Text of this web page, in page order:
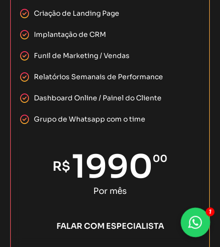
1
R$199000
Por mês
Criação de Landing Page
Implantação de CRM
Funil de Marketing / Vendas
Relatórios Semanais de Performance
Dashboard Online / Painel do Cliente
Grupo de Whatsapp com o time
FALAR COM ESPECIALISTA